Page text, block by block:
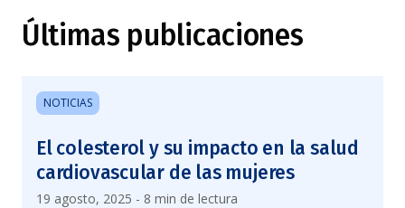
Últimas publicaciones
NOTICIAS
El colesterol y su impacto en la salud
cardiovascular de las mujeres
19 agosto, 2025 - 8 min de lectura